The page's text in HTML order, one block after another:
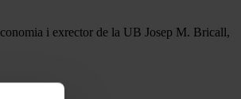
i exrector de la UB Josep M. Bricall,